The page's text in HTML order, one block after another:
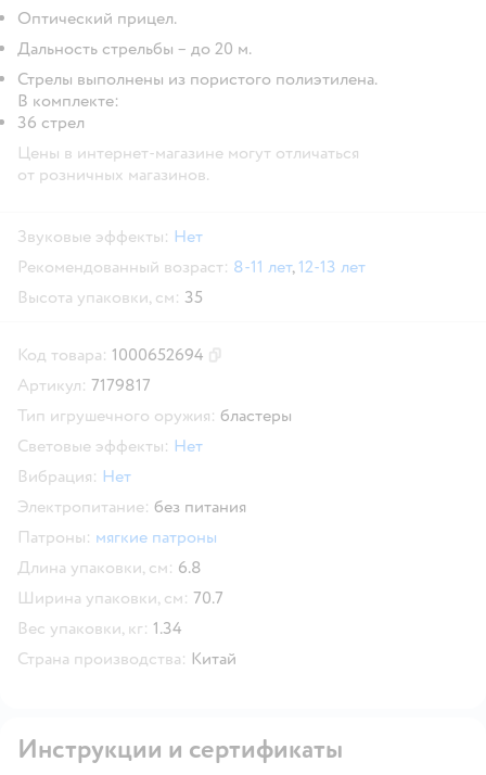
Оптический прицел.
Дальность стрельбы – до 20 м.
Стрелы выполнены из пористого полиэтилена.
В комплекте:
36 стрел
Цены в интернет-магазине могут отличаться
от розничных магазинов.
Звуковые эффекты: Нет
Рекомендованный возраст: 8-11 лет,12-13 лет
Высота упаковки, см: 35
Код товара: 1000652694
Артикул: 7179817
Тип игрушечного оружия: бластеры
Световые эффекты: Нет
Вибрация: Нет
Электропитание: без питания
Патроны: мягкие патроны
Длина упаковки, см: 6.8
Ширина упаковки, см: 70.7
Вес упаковки, кг: 1.34
Страна производства: Китай
Инструкции и сертификаты